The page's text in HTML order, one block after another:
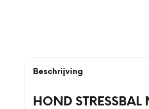
Beschrijving
HOND STRESSBAL